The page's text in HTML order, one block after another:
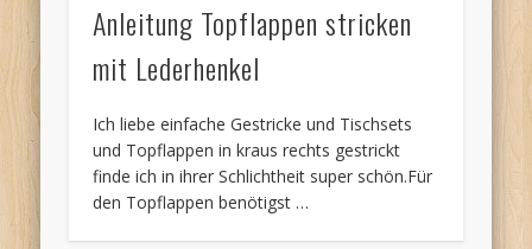
Anleitung Topflappen stricken
mit Lederhenkel
Ich liebe einfache Gestricke und Tischsets
und Topflappen in kraus rechts gestrickt
finde ich in ihrer Schlichtheit super schön.Für
den Topflappen benötigst …